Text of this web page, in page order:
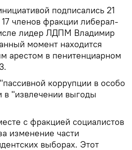
подписались 21
членов фракции либерал-
лидер ЛДПМ Владимир
момент находится
арестом в пенитенциарном
коррупции в особо
в "извлечении выгоды
с фракцией социалистов
изменение части
выборах. Этот